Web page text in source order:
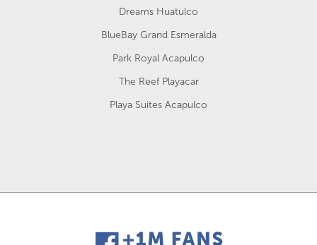
Dreams Huatulco
BlueBay Grand Esmeralda
Park Royal Acapulco
The Reef Playacar
Playa Suites Acapulco